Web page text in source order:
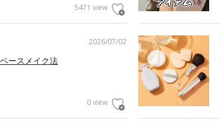
5471 view
2026/07/02
ースメイク法
0 view